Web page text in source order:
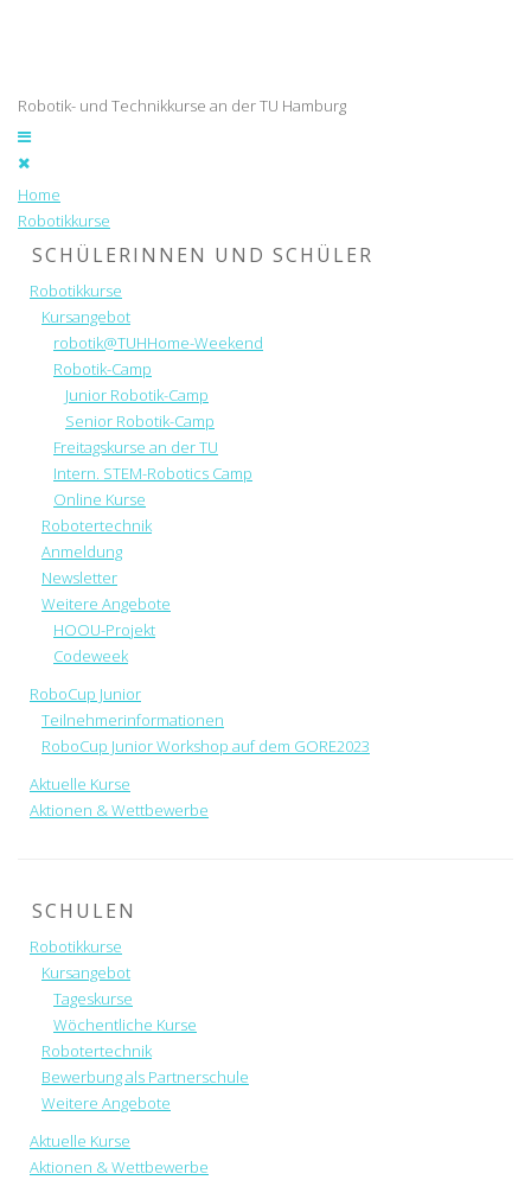
Robotik- und Technikkurse an der TU Hamburg
Home
Robotikkurse
SCHÜLERINNEN UND SCHÜLER
Robotikkurse
Kursangebot
robotik@TUHHome-Weekend
Robotik-Camp
Junior Robotik-Camp
Senior Robotik-Camp
Freitagskurse an der TU
Intern. STEM-Robotics Camp
Online Kurse
Robotertechnik
Anmeldung
Newsletter
Weitere Angebote
HOOU-Projekt
Codeweek
RoboCup Junior
Teilnehmerinformationen
RoboCup Junior Workshop auf dem GORE2023
Aktuelle Kurse
Aktionen & Wettbewerbe
SCHULEN
Robotikkurse
Kursangebot
Tageskurse
Wöchentliche Kurse
Robotertechnik
Bewerbung als Partnerschule
Weitere Angebote
Aktuelle Kurse
Aktionen & Wettbewerbe